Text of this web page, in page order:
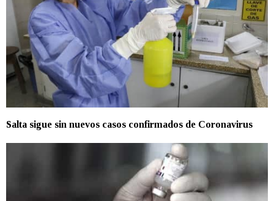
Salta sigue sin nuevos casos confirmados de Coronavirus